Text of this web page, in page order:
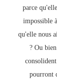
parce
impossible
qu'elle nous
? Ou
pourront